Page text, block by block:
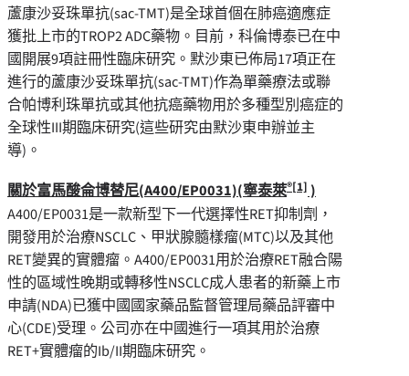
蘆康沙妥珠單抗(sac-TMT)是全球首個在肺癌適應症
獲批上市的TROP2 ADC藥物。目前，科倫博泰已在中
國開展9項註冊性臨床研究。默沙東已佈局17項正在
進行的蘆康沙妥珠單抗(sac-TMT)作為單藥療法或聯
合帕博利珠單抗或其他抗癌藥物用於多種型別癌症的
全球性III期臨床研究(這些研究由默沙東申辦並主
導)。
關於富馬酸侖博替尼(A400/EP0031)(寧泰萊®[1])
A400/EP0031是一款新型下一代選擇性RET抑制劑，
開發用於治療NSCLC、甲狀腺髓樣瘤(MTC)以及其他
RET變異的實體瘤。A400/EP0031用於治療RET融合陽
性的區域性晚期或轉移性NSCLC成人患者的新藥上市
申請(NDA)已獲中國國家藥品監督管理局藥品評審中
心(CDE)受理。公司亦在中國進行一項其用於治療
RET+實體瘤的Ib/II期臨床研究。